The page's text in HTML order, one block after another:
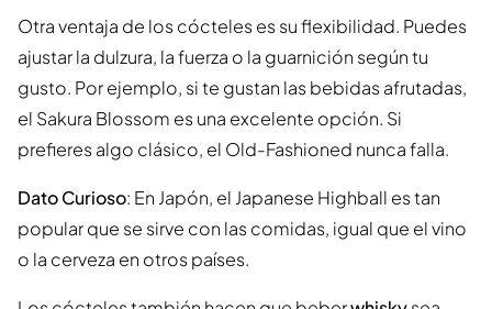
Otra ventaja de los cócteles es su flexibilidad. Puedes
ajustar la dulzura, la fuerza o la guarnición según tu
gusto. Por ejemplo, si te gustan las bebidas afrutadas,
el Sakura Blossom es una excelente opción. Si
prefieres algo clásico, el Old-Fashioned nunca falla.
Dato Curioso: En Japón, el Japanese Highball es tan
popular que se sirve con las comidas, igual que el vino
o la cerveza en otros países.